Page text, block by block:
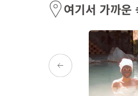
여기서 가까운